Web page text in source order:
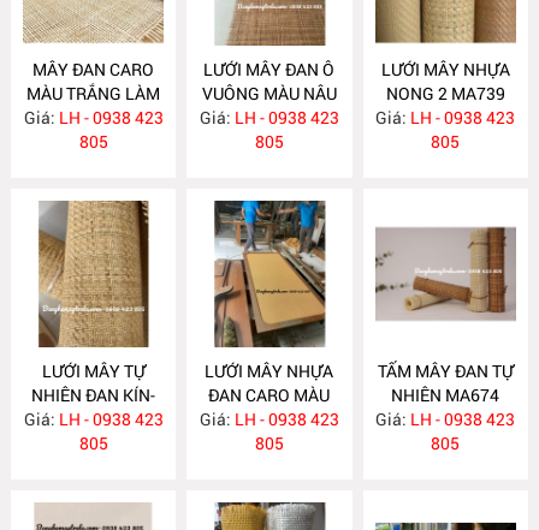
MÂY ĐAN CARO
MÀU TRẮNG LÀM
CÁNH TỦ MA842
Giá: LH - 0938 423
805
LƯỚI MÂY ĐAN Ô
VUÔNG MÀU NÂU
TỰ NHIÊN MA841
Giá: LH - 0938 423
805
LƯỚI MÂY NHỰA
NONG 2 MA739
Giá: LH - 0938 423
805
LƯỚI MÂY TỰ
NHIÊN ĐAN KÍN-
TẤM MÂY ĐAN
NONG 2 MA738
Giá: LH - 0938 423
805
LƯỚI MÂY NHỰA
ĐAN CARO MÀU
VÀNG MA675
Giá: LH - 0938 423
805
TẤM MÂY ĐAN TỰ
NHIÊN MA674
Giá: LH - 0938 423
805